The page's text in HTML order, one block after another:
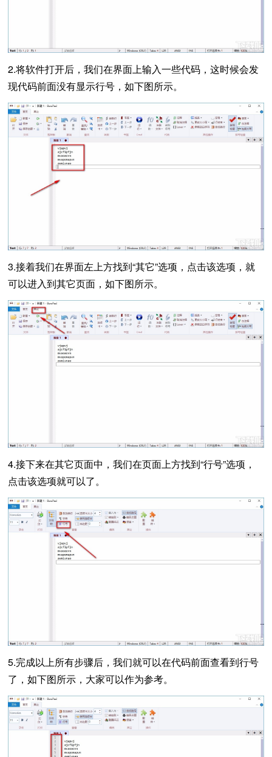
2.将软件打开后，我们在界面上输入一些代码，这时候会发
现代码前面没有显示行号，如下图所示。
3.接着我们在界面左上方找到“其它”选项，点击该选项，就
可以进入到其它页面，如下图所示。
4.接下来在其它页面中，我们在页面上方找到“行号”选项，
点击该选项就可以了。
5.完成以上所有步骤后，我们就可以在代码前面查看到行号
了，如下图所示，大家可以作为参考。